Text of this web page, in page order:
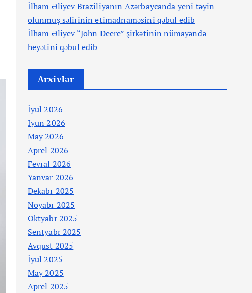
İlham Əliyev Braziliyanın Azərbaycanda yeni təyin
olunmuş səfirinin etimadnaməsini qəbul edib
İlham Əliyev “John Deere” şirkətinin nümayəndə
heyətini qəbul edib
Arxivlər
İyul 2026
İyun 2026
May 2026
Aprel 2026
Fevral 2026
Yanvar 2026
Dekabr 2025
Noyabr 2025
Oktyabr 2025
Sentyabr 2025
Avqust 2025
İyul 2025
May 2025
Aprel 2025